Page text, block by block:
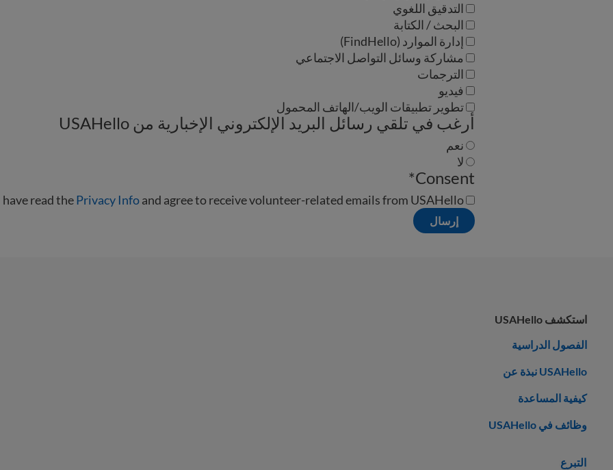
التدقيق اللغوي
البحث / الكتابة
إدارة الموارد (FindHello)
مشاركة وسائل التواصل الاجتماعي
الترجمات
فيديو
تطوير تطبيقات الويب/الهاتف المحمول
أرغب في تلقي رسائل البريد الإلكتروني الإخبارية من USAHello
نعم
لا
Consent
*
have read thePrivacy Infoand agree to receive volunteer-related emails from USAHello.
إرسال
استكشف USAHello
الفصول الدراسية
USAHello نبذة عن
كيفية المساعدة
وظائف في USAHello
التبرع